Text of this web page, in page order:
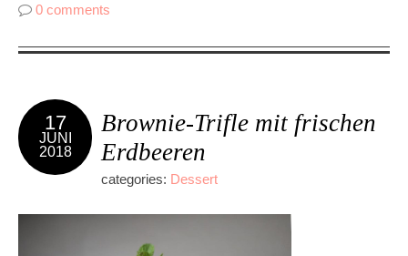
0 comments
17
JUNI
2018
Brownie-Trifle mit frischen
Erdbeeren
categories: Dessert